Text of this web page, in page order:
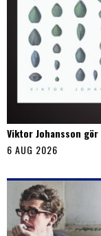
Viktor Johansson
6 AUG 2026